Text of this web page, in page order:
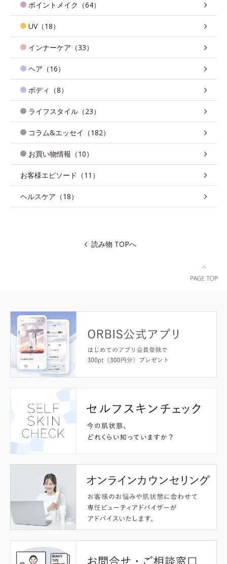
ポイントメイク（64）
UV（18）
インナーケア（33）
ヘア（16）
ボディ（8）
ライフスタイル（23）
コラム&エッセイ（182）
お買い物情報（10）
お客様エピソード（11）
ヘルスケア（18）
読み物 TOPへ